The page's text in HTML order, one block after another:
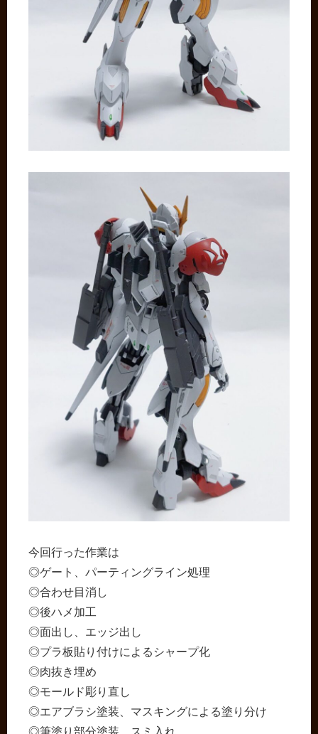
今回行った作業は
◎ゲート、パーティングライン処理
◎合わせ目消し
◎後ハメ加工
◎面出し、エッジ出し
◎プラ板貼り付けによるシャープ化
◎肉抜き埋め
◎モールド彫り直し
◎エアブラシ塗装、マスキングによる塗り分け